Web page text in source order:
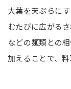
大葉を天ぷらに
むたびに広がる
などの麺類との
加えることで、